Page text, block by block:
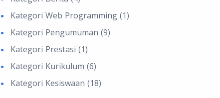
Kategori Web Programming (1)
Kategori Pengumuman (9)
Kategori Prestasi (1)
Kategori Kurikulum (6)
Kategori Kesiswaan (18)